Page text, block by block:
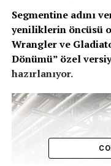
Segmentine adını
yeniliklerin öncüsü
Wrangler ve
Dönümü” özel
hazırlanıyor.